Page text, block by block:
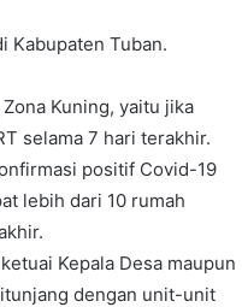
Kabupaten Tuban.
Kuning, yaitu jika
selama 7 hari terakhir.
positif Covid-19
lebih dari 10 rumah
Kepala Desa maupun
dengan unit-unit